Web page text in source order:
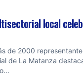
local
de 2000
de La Matanza